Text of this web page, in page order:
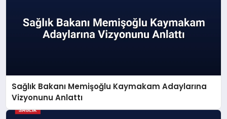
Sağlık Bakanı Memişoğlu Kaymakam Adaylarına
Vizyonunu Anlattı